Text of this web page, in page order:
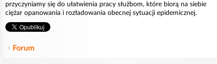
przyczyniamy się do ułatwienia pracy służbom, które biorą na siebie
ciężar opanowania i rozładowania obecnej sytuacji epidemicznej.
Forum